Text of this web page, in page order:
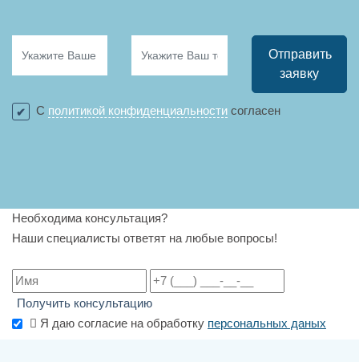
Отправить
заявку
С политикой конфиденциальности согласен
Необходима консультация?
Наши специалисты ответят на любые вопросы!
Получить консультацию
Я даю согласие на обработку персональных даных